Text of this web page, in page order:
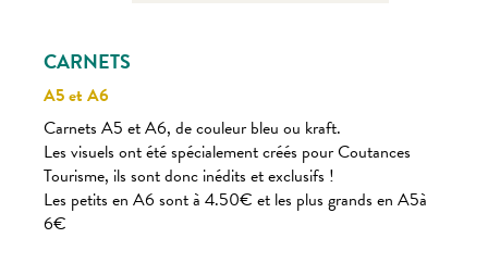
CARNETS
A5 et A6
Carnets A5 et A6, de couleur bleu ou kraft.
Les visuels ont été spécialement créés pour Coutances
Tourisme, ils sont donc inédits et exclusifs !
Les petits en A6 sont à 4.50€ et les plus grands en A5à
6€